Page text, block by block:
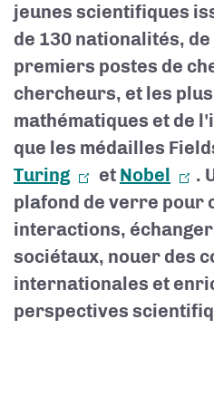
jeunes scientifiques
de 130 nationalités,
premiers postes de
chercheurs, et les
mathématiques et de
que les médailles
Turing
et Nobel
.
plafond de verre pour
interactions,
sociétaux, nouer des
internationales et
perspectives